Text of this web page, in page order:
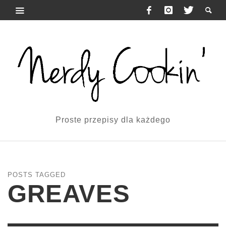
Proste przepisy dla każdego
POSTS TAGGED
GREAVES